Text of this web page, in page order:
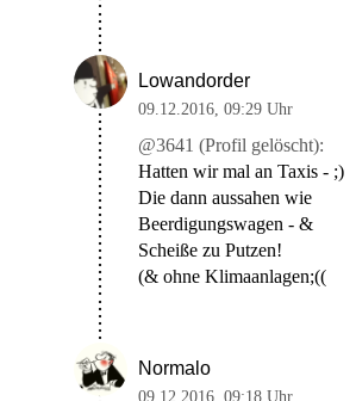
Lowandorder
09.12.2016 09:29 Uhr
@3641 (Profil gelöscht):
Hatten wir mal an Taxis - ;)
Die dann aussahen wie
Beerdigungswagen - &
Scheiße zu Putzen!
(& ohne Klimaanlagen;((
Normalo
09.12.2016 09:18 Uhr